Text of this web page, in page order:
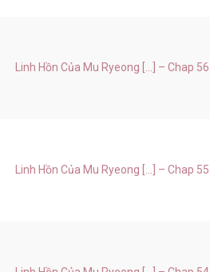
Linh Hồn Của Mu Ryeong [...] – Chap 56
Linh Hồn Của Mu Ryeong [...] – Chap 55